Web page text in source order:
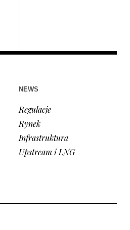
NEWS
Regulacje
Rynek
Infrastruktura
Upstream i LNG